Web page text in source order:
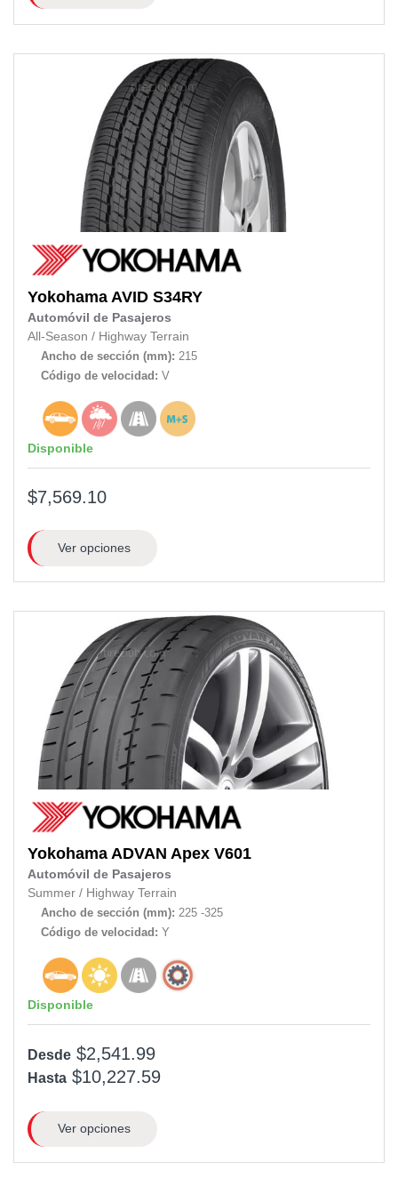
Yokohama AVID S34RY
Automóvil de Pasajeros
All-Season / Highway Terrain
Ancho de sección (mm): 215
Código de velocidad: V
Disponible
$7,569.10
Ver opciones
Yokohama ADVAN Apex V601
Automóvil de Pasajeros
Summer / Highway Terrain
Ancho de sección (mm): 225 -325
Código de velocidad: Y
Disponible
Desde $2,541.99
Hasta $10,227.59
Ver opciones